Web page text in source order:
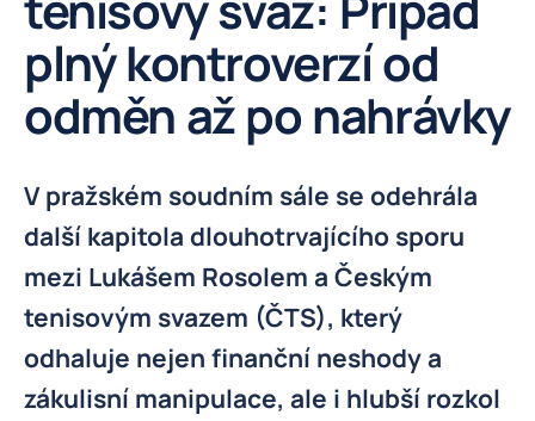
plný kontroverzí od
odměn až po nahrávky
V pražském soudním sále se odehrála
další kapitola dlouhotrvajícího sporu
mezi Lukášem Rosolem a Českým
tenisovým svazem (ČTS), který
odhaluje nejen finanční neshody a
zákulisní manipulace, ale i hlubší rozkol